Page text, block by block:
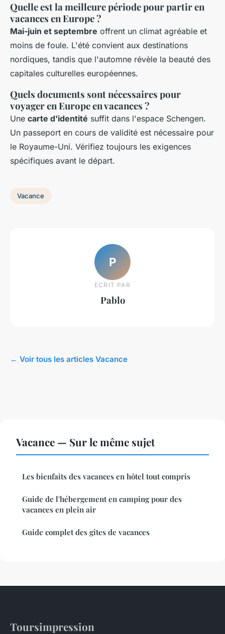
Quelle est la meilleure période pour partir en
vacances en Europe ?
Mai-juin et septembre offrent un climat agréable et
moins de foule. L'été convient aux destinations
nordiques, tandis que l'automne révèle la beauté des
capitales culturelles européennes.
Quels documents sont nécessaires pour
voyager en Europe en vacances ?
Une carte d'identité suffit dans l'espace Schengen.
Un passeport en cours de validité est nécessaire pour
le Royaume-Uni. Vérifiez toujours les exigences
spécifiques avant le départ.
Vacance
P
ECRIT PAR
Pablo
← Voir tous les articles Vacance
Vacance — Sur le même sujet
Les bienfaits des vacances en hôtel tout compris
Guide de l'hébergement en camping pour des
vacances en plein air
Guide complet des gîtes de vacances
Toursimpression